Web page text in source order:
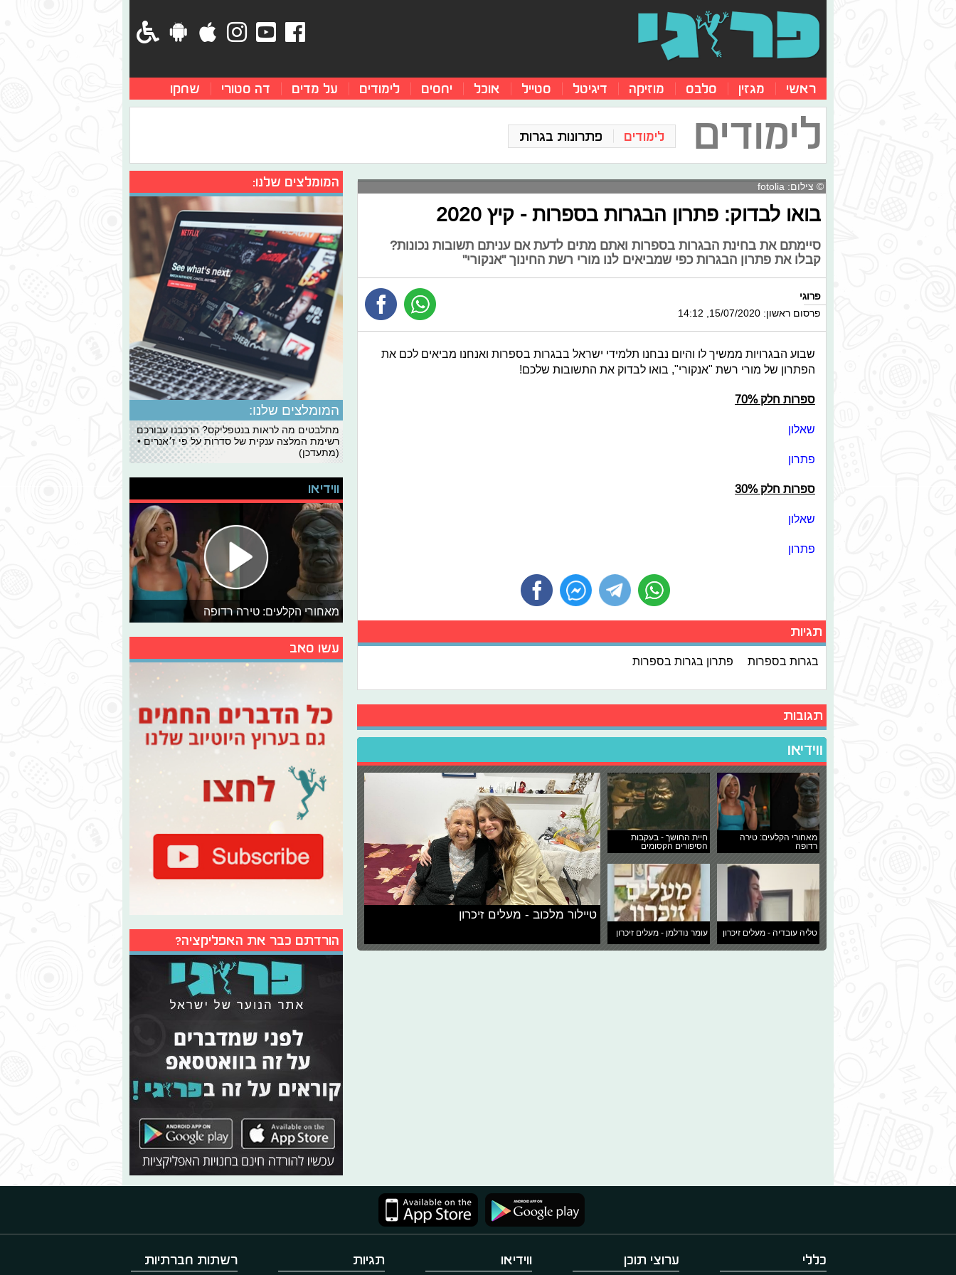
ראשי מגזין סלבס מוזיקה דיגיטל סטייל אוכל יחסים לימודים על מדים דה סטורי שחקו
לימודים לימודים פתרונות בגרות
© צילום: fotolia
בואו לבדוק: פתרון הבגרות בספרות - קיץ 2020
סיימתם את בחינת הבגרות בספרות ואתם מתים לדעת אם עניתם תשובות נכונות?
קבלו את פתרון הבגרות כפי שמביאים לנו מורי רשת החינוך "אנקורי"
פרוגי
פרסום ראשון: 15/07/2020, 14:12
שבוע הבגרויות ממשיך לו והיום נבחנו תלמידי ישראל בבגרות בספרות ואנחנו מביאים לכם את
הפתרון של מורי רשת "אנקורי", בואו לבדוק את התשובות שלכם!
ספרות חלק 70%
שאלון
פתרון
ספרות חלק 30%
שאלון
פתרון
תגיות
בגרות בספרות פתרון בגרות בספרות
תגובות
ווידיאו
מאחורי הקלעים: טירה
רדופה
חיית החושך - בעקבות
הסיפורים הקסומים
טליה עובדיה - מעלים זיכרון עומר נודלמן - מעלים זיכרון
טיילור מלכוב - מעלים זיכרון
המומלצים שלנו:
המומלצים שלנו:
מתלבטים מה לראות בנטפליקס? הרכבנו עבורכם
רשימת המלצה ענקית של סדרות על פי ז׳אנרים •
(מתעדכן)
ווידיאו
מאחורי הקלעים: טירה רדופה
עשו סאב
הורדתם כבר את האפליקציה?
כללי ערוצי תוכן ווידיאו תגיות רשתות חברתיות